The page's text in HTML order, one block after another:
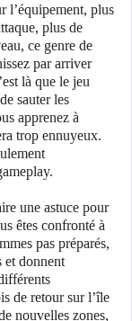
l’équipement, plus
plus de
ce genre de
par arriver
là que le jeu
sauter les
apprenez à
trop ennuyeux.
une astuce pour
êtes confronté à
pas préparés,
et donnent
de retour sur l’île
nouvelles zones,